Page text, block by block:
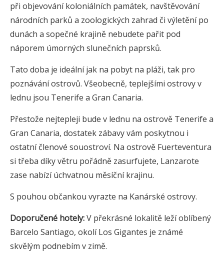
při objevování koloniálních památek, navštěvování
národních parků a zoologických zahrad či výletění po
dunách a sopečné krajině nebudete pařit pod
náporem úmorných slunečních paprsků.
Tato doba je ideální jak na pobyt na pláži, tak pro
poznávání ostrovů. Všeobecně, teplejšími ostrovy v
lednu jsou Tenerife a Gran Canaria.
Přestože nejtepleji bude v lednu na ostrově Tenerife a
Gran Canaria, dostatek zábavy vám poskytnou i
ostatní členové souostroví. Na ostrově Fuerteventura
si třeba díky větru pořádně zasurfujete, Lanzarote
zase nabízí úchvatnou měsíční krajinu.
S pouhou občankou vyrazte na Kanárské ostrovy.
Doporučené hotely:V překrásné lokalitě leží oblíbený
Barcelo Santiago, okolí Los Gigantes je známé
skvělým podnebím v zimě.